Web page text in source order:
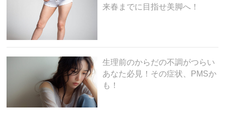
来春までに目指せ美脚へ！
生理前のからだの不調がつらい
あなた必見！その症状、PMSか
も！